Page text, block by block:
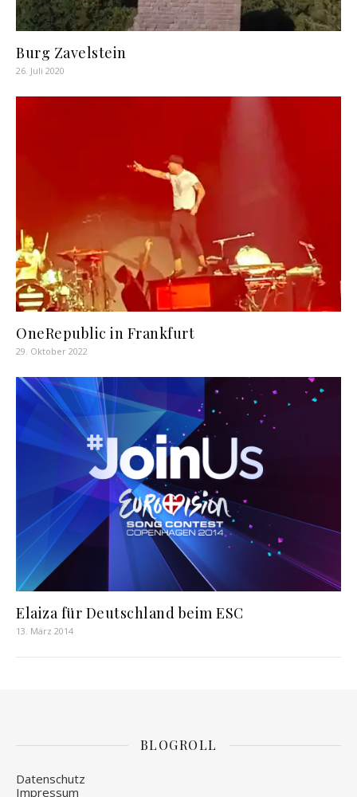
Burg Zavelstein
26. Juli 2020
OneRepublic in Frankfurt
29. Oktober 2022
Elaiza für Deutschland beim ESC
13. März 2014
BLOGROLL
Datenschutz
Impressum